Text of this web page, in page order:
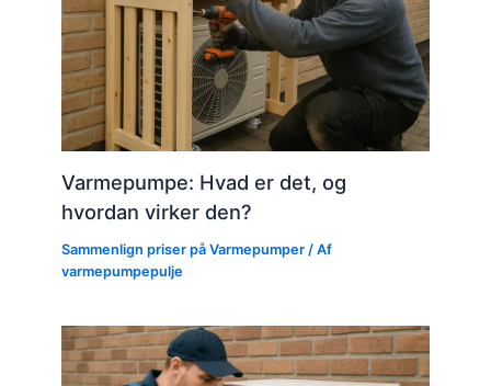
Varmepumpe: Hvad er det, og
hvordan virker den?
Sammenlign priser på Varmepumper / Af
varmepumpepulje